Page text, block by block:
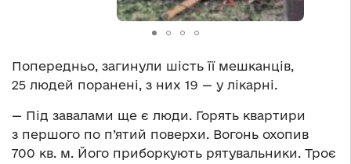
Попередньо, загинули шість її мешканців,
25 людей поранені, з них 19 — у лікарні.
— Під завалами ще є люди. Горять квартири
з першого по п’ятий поверхи. Вогонь охопив
700 кв. м. Його приборкують рятувальники. Троє